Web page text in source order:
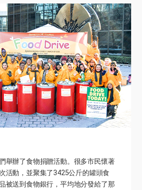
舉辦了食物捐贈活動。很多市民懷著
活動，並聚集了3425公斤的罐頭食
被送到食物銀行，平均地分發給了那